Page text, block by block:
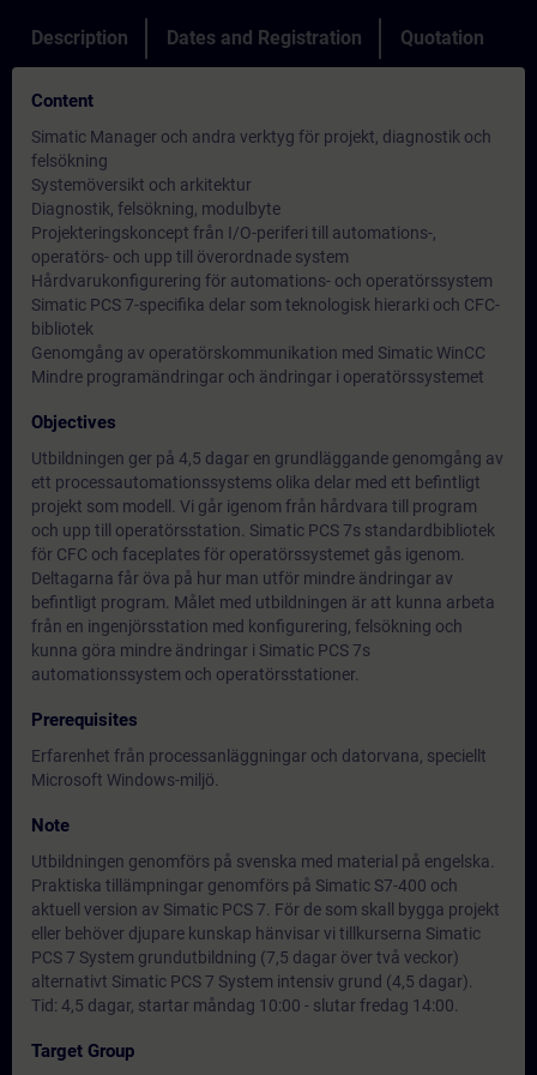
Description Dates and Registration Quotation
Content
Simatic Manager och andra verktyg för projekt, diagnostik och
felsökning
Systemöversikt och arkitektur
Diagnostik, felsökning, modulbyte
Projekteringskoncept från I/O-periferi till automations-,
operatörs- och upp till överordnade system
Hårdvarukonfigurering för automations- och operatörssystem
Simatic PCS 7-specifika delar som teknologisk hierarki och CFC-
bibliotek
Genomgång av operatörskommunikation med Simatic WinCC
Mindre programändringar och ändringar i operatörssystemet
Objectives
Utbildningen ger på 4,5 dagar en grundläggande genomgång av
ett processautomationssystems olika delar med ett befintligt
projekt som modell. Vi går igenom från hårdvara till program
och upp till operatörsstation. Simatic PCS 7s standardbibliotek
för CFC och faceplates för operatörssystemet gås igenom.
Deltagarna får öva på hur man utför mindre ändringar av
befintligt program. Målet med utbildningen är att kunna arbeta
från en ingenjörsstation med konfigurering, felsökning och
kunna göra mindre ändringar i Simatic PCS 7s
automationssystem och operatörsstationer.
Prerequisites
Erfarenhet från processanläggningar och datorvana, speciellt
Microsoft Windows-miljö.
Note
Utbildningen genomförs på svenska med material på engelska.
Praktiska tillämpningar genomförs på Simatic S7-400 och
aktuell version av Simatic PCS 7. För de som skall bygga projekt
eller behöver djupare kunskap hänvisar vi tillkurserna Simatic
PCS 7 System grundutbildning (7,5 dagar över två veckor)
alternativt Simatic PCS 7 System intensiv grund (4,5 dagar).
Tid: 4,5 dagar, startar måndag 10:00 - slutar fredag 14:00.
Target Group